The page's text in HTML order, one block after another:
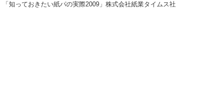
「知っておきたい紙パの実際2009」株式会社紙業タイムス社